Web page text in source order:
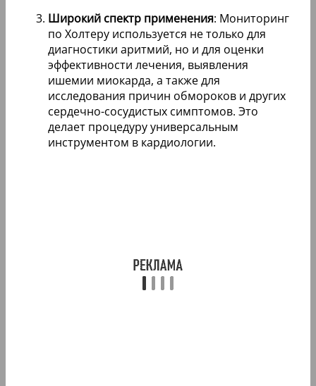
Широкий спектр применения: Мониторинг
по Холтеру используется не только для
диагностики аритмий, но и для оценки
эффективности лечения, выявления
ишемии миокарда, а также для
исследования причин обмороков и других
сердечно-сосудистых симптомов. Это
делает процедуру универсальным
инструментом в кардиологии.